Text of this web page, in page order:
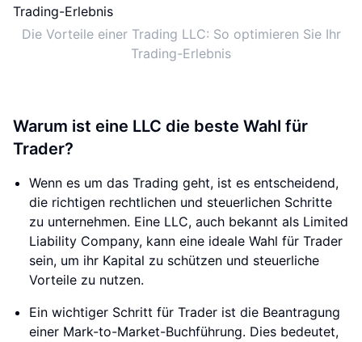
Die Vorteile einer Trading LLC: So optimieren Sie Ihr
Trading-Erlebnis
Warum ist eine LLC die beste Wahl für
Trader?
Wenn es um das Trading geht, ist es entscheidend,
die richtigen rechtlichen und steuerlichen Schritte
zu unternehmen. Eine LLC, auch bekannt als Limited
Liability Company, kann eine ideale Wahl für Trader
sein, um ihr Kapital zu schützen und steuerliche
Vorteile zu nutzen.
Ein wichtiger Schritt für Trader ist die Beantragung
einer Mark-to-Market-Buchführung. Dies bedeutet,